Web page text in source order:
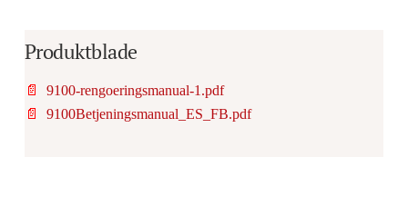
Produktblade
📄
9100-rengoeringsmanual-1.pdf
📄
9100Betjeningsmanual_ES_FB.pdf